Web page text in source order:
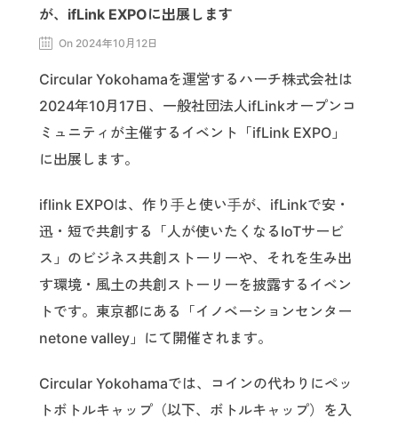
が、ifLink EXPOに出展します
On 2024年10月12日
Circular Yokohamaを運営するハーチ株式会社は
2024年10月17日、一般社団法人ifLinkオープンコ
ミュニティが主催するイベント「ifLink EXPO」
に出展します。
iflink EXPOは、作り⼿と使い⼿が、ifLinkで安・
迅・短で共創する「人が使いたくなるIoTサービ
ス」のビジネス共創ストーリーや、それを生み出
す環境・風土の共創ストーリーを披露するイベン
トです。東京都にある「イノベーションセンター
netone valley」にて開催されます。
Circular Yokohamaでは、コインの代わりにペッ
トボトルキャップ（以下、ボトルキャップ）を入